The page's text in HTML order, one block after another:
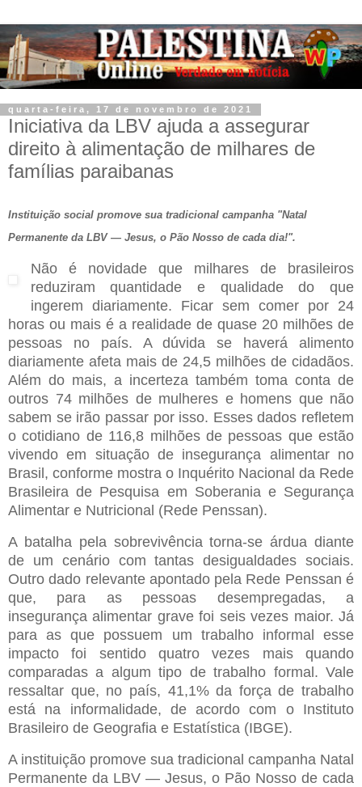
quarta-feira, 17 de novembro de 2021
Iniciativa da LBV ajuda a assegurar
direito à alimentação de milhares de
famílias paraibanas
Instituição social promove sua tradicional campanha "Natal
Permanente da LBV — Jesus, o Pão Nosso de cada dia!".
Não é novidade que milhares de brasileiros
reduziram quantidade e qualidade do que
ingerem diariamente. Ficar sem comer por 24
horas ou mais é a realidade de quase 20 milhões de
pessoas no país. A dúvida se haverá alimento
diariamente afeta mais de 24,5 milhões de cidadãos.
Além do mais, a incerteza também toma conta de
outros 74 milhões de mulheres e homens que não
sabem se irão passar por isso. Esses dados refletem
o cotidiano de 116,8 milhões de pessoas que estão
vivendo em situação de insegurança alimentar no
Brasil, conforme mostra o Inquérito Nacional da Rede
Brasileira de Pesquisa em Soberania e Segurança
Alimentar e Nutricional (Rede Penssan).
A batalha pela sobrevivência torna-se árdua diante
de um cenário com tantas desigualdades sociais.
Outro dado relevante apontado pela Rede Penssan é
que, para as pessoas desempregadas, a
insegurança alimentar grave foi seis vezes maior. Já
para as que possuem um trabalho informal esse
impacto foi sentido quatro vezes mais quando
comparadas a algum tipo de trabalho formal. Vale
ressaltar que, no país, 41,1% da força de trabalho
está na informalidade, de acordo com o Instituto
Brasileiro de Geografia e Estatística (IBGE).
A instituição promove sua tradicional campanha Natal
Permanente da LBV — Jesus, o Pão Nosso de cada